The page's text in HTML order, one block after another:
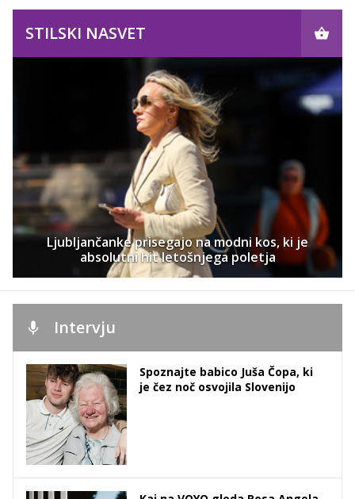
STILSKI NASVET
Ljubljančanke prisegajo na modni kos, ki je
absolutni hit letošnjega poletja
Intervju
Spoznajte babico Juša Čopa, ki
je čez noč osvojila Slovenijo